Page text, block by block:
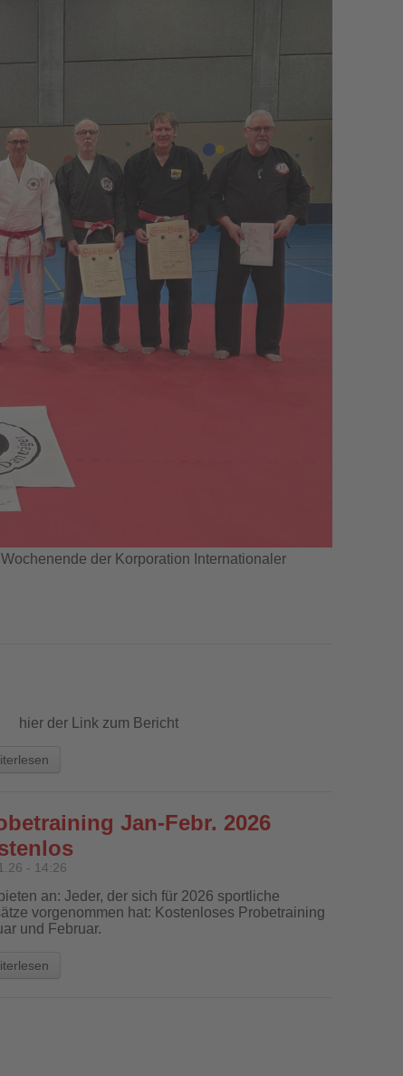
der Korporation Internationaler
der Link zum Bericht
Jan-Febr. 2026
- 14:26
an: Jeder, der sich für 2026 sportliche
vorgenommen hat: Kostenloses Probetraining
und Februar.